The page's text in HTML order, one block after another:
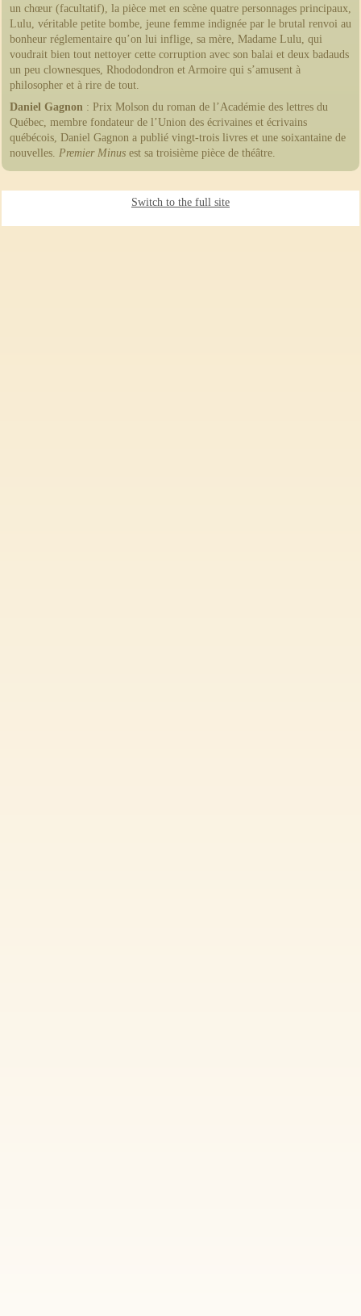
un chœur (facultatif), la pièce met en scène quatre personnages principaux,
Lulu, véritable petite bombe, jeune femme indignée par le brutal renvoi au
bonheur réglementaire qu’on lui inflige, sa mère, Madame Lulu, qui
voudrait bien tout nettoyer cette corruption avec son balai et deux badauds
un peu clownesques, Rhododondron et Armoire qui s’amusent à
philosopher et à rire de tout.
Daniel Gagnon : Prix Molson du roman de l’Académie des lettres du
Québec, membre fondateur de l’Union des écrivaines et écrivains
québécois, Daniel Gagnon a publié vingt-trois livres et une soixantaine de
nouvelles. Premier Minus est sa troisième pièce de théâtre.
Switch to the full site